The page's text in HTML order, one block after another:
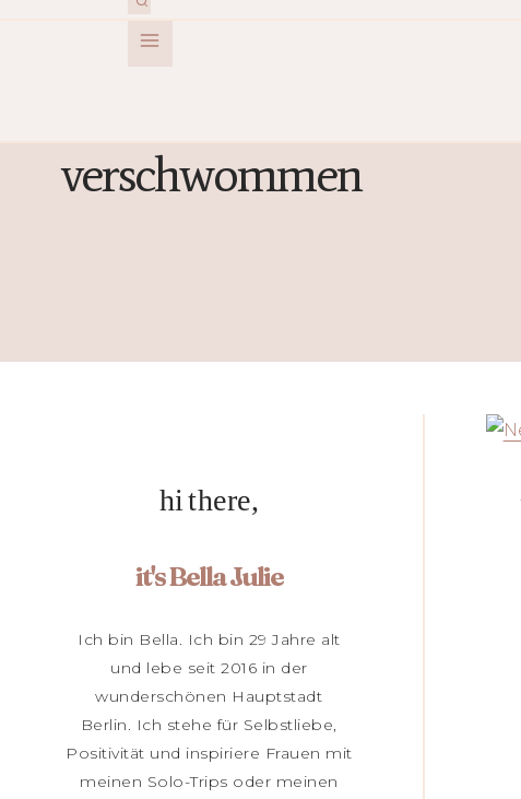
verschwommen
hi there,
it's Bella Julie
Ich bin Bella. Ich bin 29 Jahre alt
und lebe seit 2016 in der
wunderschönen Hauptstadt
Berlin. Ich stehe für Selbstliebe,
Positivität und inspiriere Frauen mit
meinen Solo-Trips oder meinen